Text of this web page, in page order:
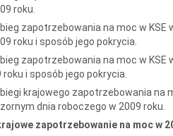
roku.
zapotrzebowania na moc w
roku i sposób jego pokrycia.
zapotrzebowania na moc w
roku i sposób jego pokrycia.
krajowego zapotrzebowania na
dnia roboczego w 2009 roku.
zapotrzebowanie na moc w